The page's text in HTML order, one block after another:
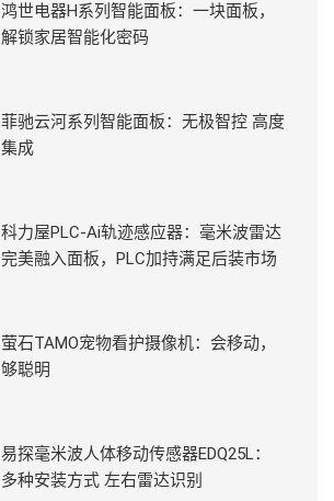
鸿世电器H系列智能面板：一块面板，
解锁家居智能化密码
菲驰云河系列智能面板：无极智控 高度
集成
科力屋PLC-Ai轨迹感应器：毫米波雷达
完美融入面板，PLC加持满足后装市场
萤石TAMO宠物看护摄像机：会移动，
够聪明
易探毫米波人体移动传感器EDQ25L：
多种安装方式 左右雷达识别